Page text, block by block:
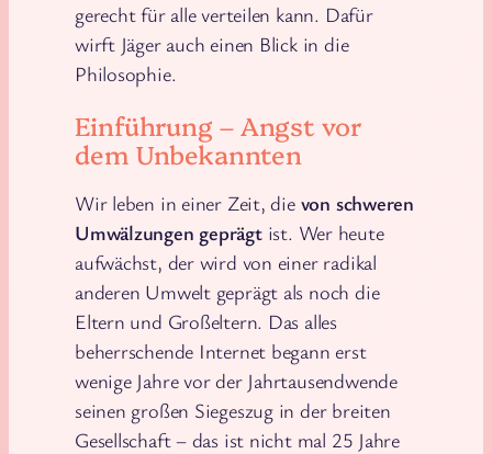
gerecht für alle verteilen kann. Dafür
wirft Jäger auch einen Blick in die
Philosophie.
Einführung – Angst vor
dem Unbekannten
Wir leben in einer Zeit, die von schweren
Umwälzungen geprägtist. Wer heute
aufwächst, der wird von einer radikal
anderen Umwelt geprägt als noch die
Eltern und Großeltern. Das alles
beherrschende Internet begann erst
wenige Jahre vor der Jahrtausendwende
seinen großen Siegeszug in der breiten
Gesellschaft – das ist nicht mal 25 Jahre